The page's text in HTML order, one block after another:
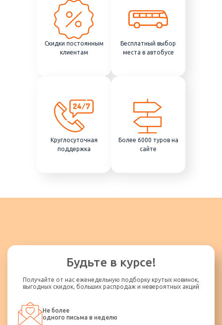
Скидки постоянным
клиентам
Бесплатный выбор
места в автобусе
Круглосуточная
поддержка
Более 6000 туров на
сайте
Будьте в курсе!
Получайте от нас еженедельную подборку крутых новинок,
выгодных скидок, больших распродаж и невероятных акций
Не более
одного письма в неделю